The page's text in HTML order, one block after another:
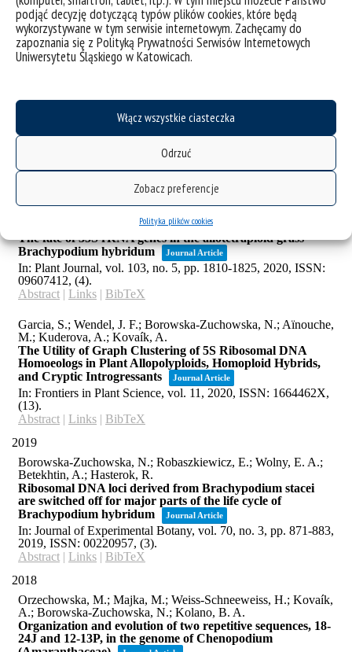
podjąć decyzję dotyczącą typów plików cookies, które będą
wykorzystywane w tym serwisie internetowym. Zachęcamy do
zapoznania się z Polityką Prywatności Serwisów Internetowych
Uniwersytetu Śląskiego w Katowicach.
Włącz wszystkie ciasteczka
Odrzuć
Zobacz preferencje
Polityka plików cookies